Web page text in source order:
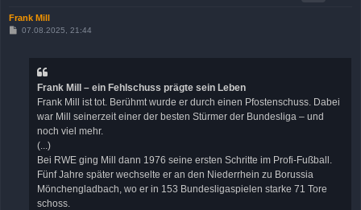
Frank Mill
B07.08.2025, 21:44
Frank Mill – ein Fehlschuss prägte sein Leben
Frank Mill ist tot. Berühmt wurde er durch einen Pfostenschuss. Dabei
war Mill seinerzeit einer der besten Stürmer der Bundesliga – und
noch viel mehr.
(...)
Bei RWE ging Mill dann 1976 seine ersten Schritte im Profi-Fußball.
Fünf Jahre später wechselte er an den Niederrhein zu Borussia
Mönchengladbach, wo er in 153 Bundesligaspielen starke 71 Tore
schoss.